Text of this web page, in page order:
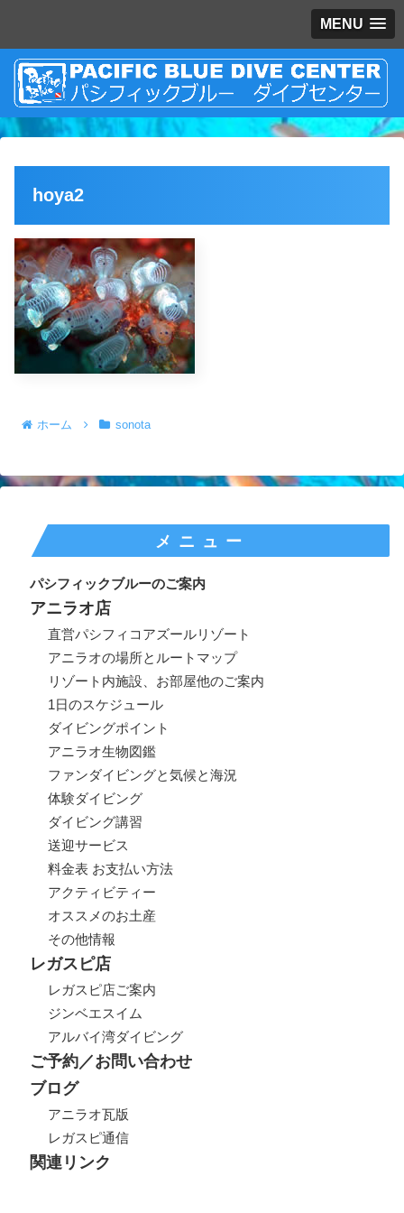
MENU
hoya2
ホーム sonota
メニュー
パシフィックブルーのご案内
アニラオ店
直営パシフィコアズールリゾート
アニラオの場所とルートマップ
リゾート内施設、お部屋他のご案内
1日のスケジュール
ダイビングポイント
アニラオ生物図鑑
ファンダイビングと気候と海況
体験ダイビング
ダイビング講習
送迎サービス
料金表 お支払い方法
アクティビティー
オススメのお土産
その他情報
レガスピ店
レガスピ店ご案内
ジンベエスイム
アルバイ湾ダイビング
ご予約／お問い合わせ
ブログ
アニラオ瓦版
レガスピ通信
関連リンク